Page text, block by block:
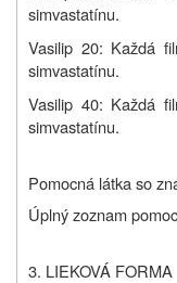
simvastatínu.
Vasilip 20: Každá
simvastatínu.
Vasilip 40: Každá
simvastatínu.
Pomocná látka so
Úplný zoznam
3. LIEKOVÁ FORMA